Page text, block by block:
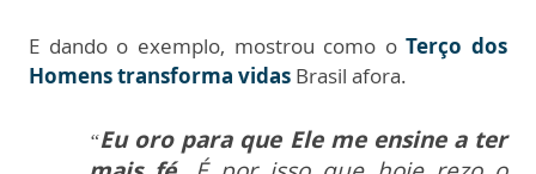
E dando o exemplo, mostrou como oTerço dos
Homens transforma vidas Brasil afora.
“Eu oro para que Ele me ensine a ter